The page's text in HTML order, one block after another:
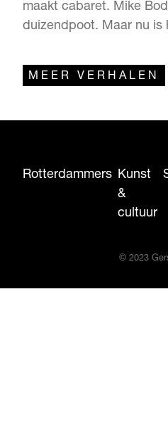
maakt cabaret. Mike
duizendpoot. Maar nu is
richting de muziek te
aan verdieping in mijn
Thomas van Luijn. En
MEER VERHALEN
Rotterdammers Kunst
&
cultuur
© 2023